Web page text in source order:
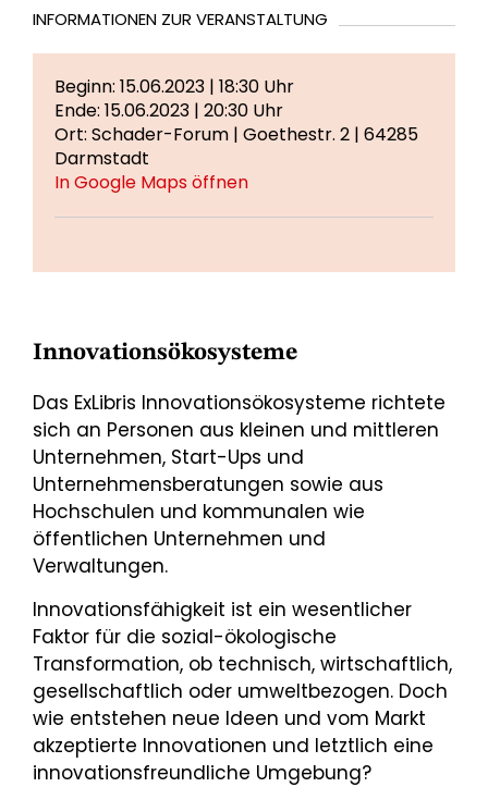
INFORMATIONEN ZUR VERANSTALTUNG
Beginn: 15.06.2023 | 18:30 Uhr
Ende: 15.06.2023 | 20:30 Uhr
Ort: Schader-Forum | Goethestr. 2 | 64285
Darmstadt
In Google Maps öffnen
Innovationsökosysteme
Das ExLibris Innovationsökosysteme richtete
sich an Personen aus kleinen und mittleren
Unternehmen, Start-Ups und
Unternehmensberatungen sowie aus
Hochschulen und kommunalen wie
öffentlichen Unternehmen und
Verwaltungen.
Innovationsfähigkeit ist ein wesentlicher
Faktor für die sozial-ökologische
Transformation, ob technisch, wirtschaftlich,
gesellschaftlich oder umweltbezogen. Doch
wie entstehen neue Ideen und vom Markt
akzeptierte Innovationen und letztlich eine
innovationsfreundliche Umgebung?